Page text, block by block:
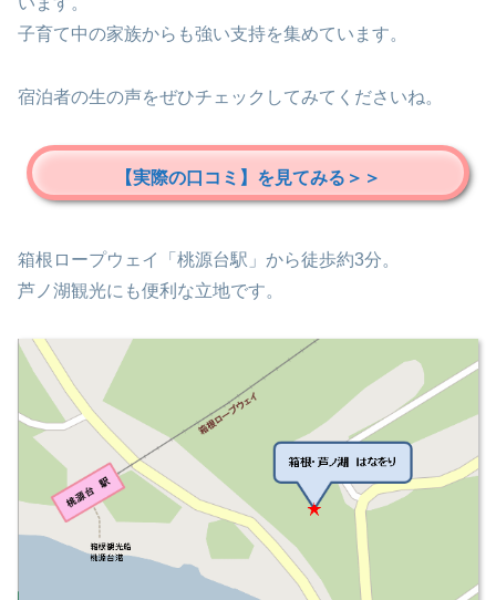
子育て中の家族からも強い支持を集めています。
宿泊者の生の声をぜひチェックしてみてくださいね。
【実際の口コミ】を見てみる＞＞
箱根ロープウェイ「桃源台駅」から徒歩約3分。
芦ノ湖観光にも便利な立地です。